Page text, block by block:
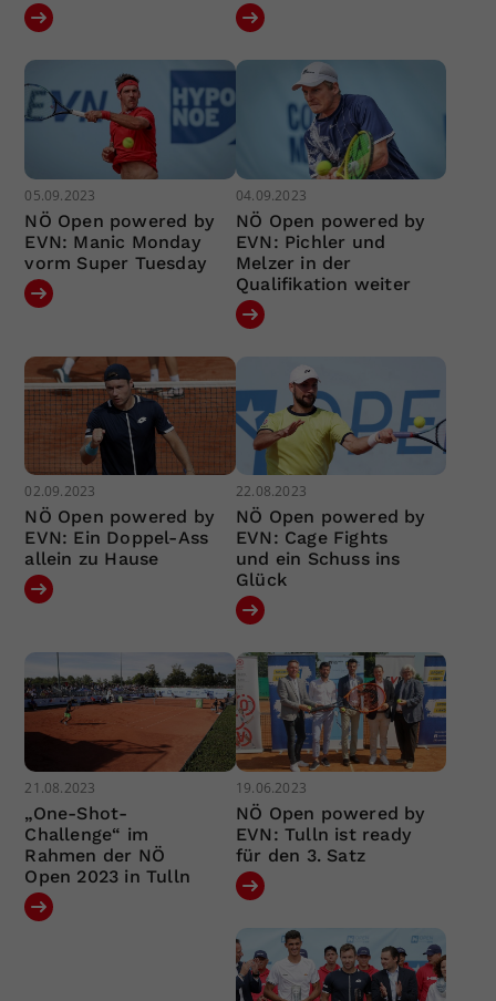
05.09.2023
NÖ Open powered by
EVN: Manic Monday
vorm Super Tuesday
04.09.2023
NÖ Open powered by
EVN: Pichler und
Melzer in der
Qualifikation weiter
02.09.2023
NÖ Open powered by
EVN: Ein Doppel-Ass
allein zu Hause
22.08.2023
NÖ Open powered by
EVN: Cage Fights
und ein Schuss ins
Glück
21.08.2023
„One-Shot-
Challenge“ im
Rahmen der NÖ
Open 2023 in Tulln
19.06.2023
NÖ Open powered by
EVN: Tulln ist ready
für den 3. Satz